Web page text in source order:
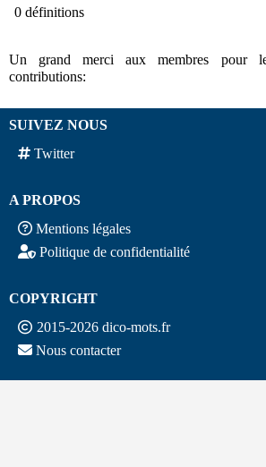
0 définitions
Un grand merci aux membres pour
contributions:
SUIVEZ NOUS
Twitter
A PROPOS
Mentions légales
Politique de confidentialité
COPYRIGHT
2015-2026 dico-mots.fr
Nous contacter